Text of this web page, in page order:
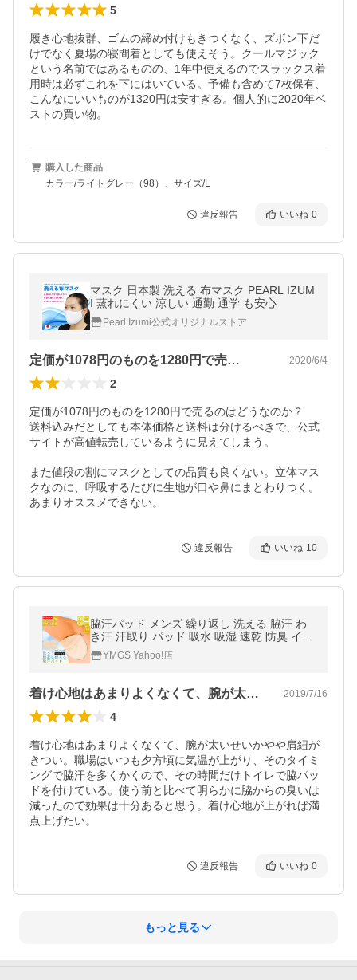
5
履き心地抜群、ゴムの締め付けもきつくなく、ズボン下だ
けでなく夏場の寝間着としても使えそう。クールマジック
という名前ではあるものの、1年中使えるのでスラックス着
用時は必ずこれを下にはいている。予備も含めて7枚保有、
こんなにいいものが1320円は安すぎる。個人的に2020年ベ
ストの買い物。
購入した商品
カラー/ライトグレー（98）、サイズ/L
違反報告 いいね 0
マスク 日本製 洗える 布マスク PEARL IZUM
I 蒸れにくい 涼しい 通勤 通学 も安心
Pearl Izumi公式オリジナルストア
定価が1078円のものを1280円で売… 2020/6/4
2
定価が1078円のものを1280円で売るのはどうなのか？
送料込みだとしても本体価格と送料は分けるべきで、公式
サイトが高値転売しているように見えてしまう。
また値段の割にマスクとしての品質も良くない。立体マス
クなのに、呼吸するたびに生地が口や鼻にまとわりつく。
あまりオススメできない。
違反報告 いいね 10
脇汗パッド メンズ 繰り返し 洗える 脇汗 わ
き汗 汗取り パッド 吸水 吸湿 速乾 防臭 イン
ナー 脇パッド 汗対策 シミ防止 レディース兼
用 大汗対策 脇汗対策
YMGS Yahoo!店
着け心地はあまりよくなくて、腕が太いせ… 2019/7/16
4
着け心地はあまりよくなくて、腕が太いせいかやや肩紐が
きつい。職場はいつも夕方頃に気温が上がり、そのタイミ
ングで脇汗を多くかくので、その時間だけトイレで脇パッ
ドを付けている。使う前と比べて明らかに脇からの臭いは
減ったので効果は十分あると思う。着け心地が上がれば満
点上げたい。
違反報告 いいね 0
もっと見る